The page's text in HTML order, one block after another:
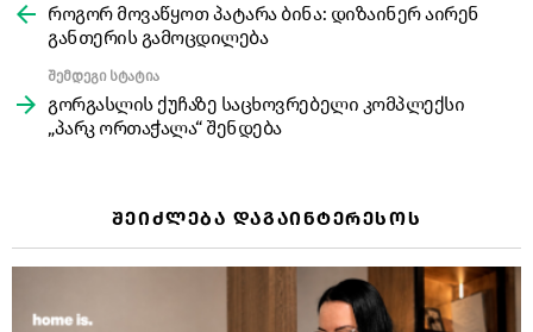
moreროგორ მოვაწყოთ პატარა ბინა: დიზაინერ აირენ
განთერის გამოცდილება
შემდეგი სტატია
გორგასლის ქუჩაზე საცხოვრებელი კომპლექსი
„პარკ ორთაჭალა“ შენდება
ᲨᲔᲘᲫᲚᲔᲑᲐ ᲓᲐᲒᲐᲘᲜᲢᲔᲠᲔᲡᲝᲡ